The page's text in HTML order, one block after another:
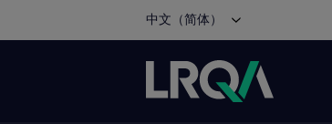
中文（简体）